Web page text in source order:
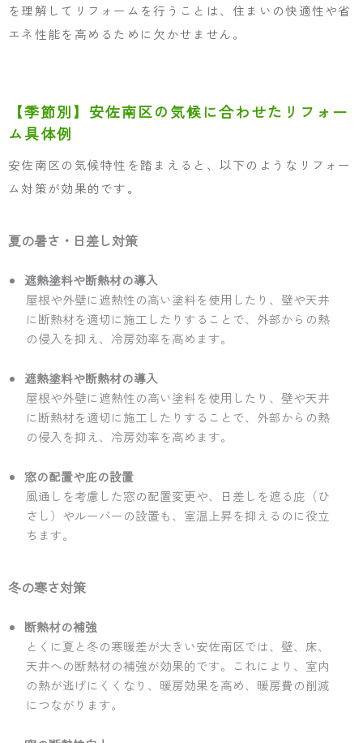
を理解してリフォームを行うことは、住まいの快適性や省
エネ性能を高めるために欠かせません。
【季節別】安佐南区の気候に合わせたリフォー
ム具体例
安佐南区の気候特性を踏まえると、以下のようなリフォー
ム対策が効果的です。
夏の暑さ・日差し対策
遮熱塗料や断熱材の導入
屋根や外壁に遮熱性の高い塗料を使用したり、壁や天井
に断熱材を適切に施工したりすることで、外部からの熱
の侵入を抑え、冷房効率を高めます。
遮熱塗料や断熱材の導入
屋根や外壁に遮熱性の高い塗料を使用したり、壁や天井
に断熱材を適切に施工したりすることで、外部からの熱
の侵入を抑え、冷房効率を高めます。
窓の配置や庇の設置
風通しを考慮した窓の配置変更や、日差しを遮る庇（ひ
さし）やルーバーの設置も、室温上昇を抑えるのに役立
ちます。
冬の寒さ対策
断熱材の補強
とくに夏と冬の寒暖差が大きい安佐南区では、壁、床、
天井への断熱材の補強が効果的です。これにより、室内
の熱が逃げにくくなり、暖房効果を高め、暖房費の削減
につながります。